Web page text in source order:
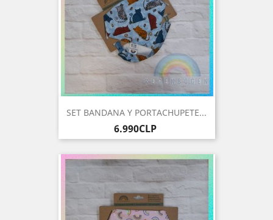
SET BANDANA Y PORTACHUPETE...
Precio
6.990CLP